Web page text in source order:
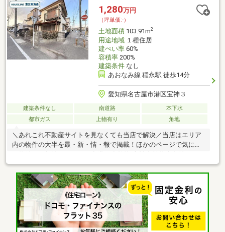
します。＝＝＝＝＝＝＝＝＝＝＝＝＝＝＝＝＝＝＝＝＝＝＝＝＝
1,280万円
（坪単価:-）
土地面積103.91m2
用途地域１種住居
建ぺい率60%
容積率200%
建築条件なし
あおなみ線 稲永駅 徒歩14分
愛知県名古屋市港区宝神３
建築条件なし 南道路
本下水
都市ガス
上物有り 角地
＼あれこれ不動産サイトを見なくても当店で解決／当店はエリア
内の物件の大半を最・新・情・報で掲載！ほかのページで気にな
る物件もご相談ください。◆港西小学校/宝神中学校◆角地ですの
で、間取りの自由度が高いところがメリットです。◆採光・通風
ともに良好です。※写真をクリックすると、詳細をご覧いただけ
ます。＝＝＝＝＝＝＝＝＝＝＝＝＝＝＝＝＝＝＝＝＝＝＝＝＝土
地から建てるってどうしたらいいの？どんな費用がかかるの？の
疑問にすべて丁寧にお答えします。＝＝＝＝＝＝＝＝＝＝＝＝＝
＝＝＝＝＝＝＝＝＝＝＝＝